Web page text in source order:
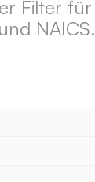
Filter für
NAICS.